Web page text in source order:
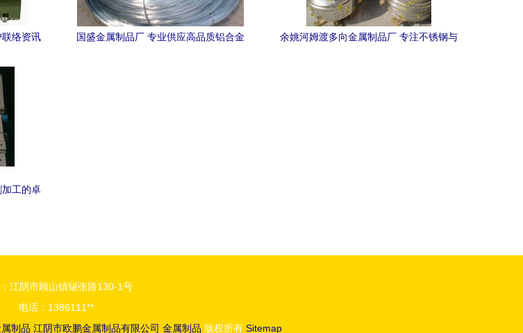
络资讯
国盛金属制品厂 专业供应高品质铝合金
余姚河姆渡多向金属制品厂 专注不锈钢与
工的卓
江阴市顾山镇锡张路130-1号
电话：1386111**
制品 江阴市欧鹏金属制品有限公司 金属制品 版权所有 Sitemap